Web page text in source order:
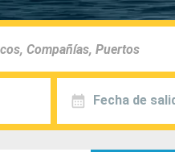
Fecha de